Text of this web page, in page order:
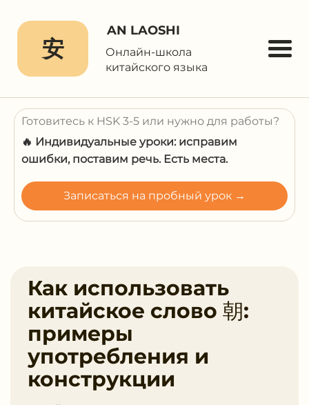
安
AN LAOSHI
Онлайн-школа
китайского языка
Готовитесь к HSK 3-5 или нужно для работы?
🔥 Индивидуальные уроки: исправим
ошибки, поставим речь. Есть места.
Записаться на пробный урок →
Как использовать
китайское слово 朝:
примеры
употребления и
конструкции